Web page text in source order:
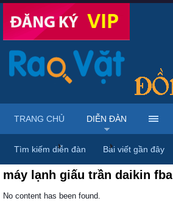
Trang chủ Diễn đàn Tags
máy lạnh giấu trần daikin fba
No content has been found.
TRANG CHỦ DIỄN ĐÀN
Tìm kiếm diễn đàn Bài viết gần đây